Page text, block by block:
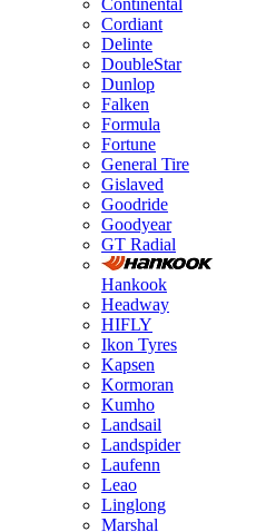
Continental
Cordiant
Delinte
DoubleStar
Dunlop
Falken
Formula
Fortune
General Tire
Gislaved
Goodride
Goodyear
GT Radial
Hankook
Headway
HIFLY
Ikon Tyres
Kapsen
Kormoran
Kumho
Landsail
Landspider
Laufenn
Leao
Linglong
Marshal